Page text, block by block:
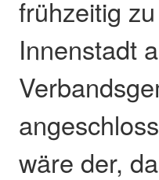
frühzeitig
Innenstadt
wäre der,